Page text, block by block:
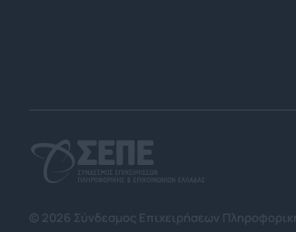
© 2026 Σύνδεσμος Επιχειρήσεων